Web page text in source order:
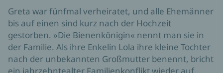
Greta war fünfmal verheiratet, und alle Ehemänner
bis auf einen sind kurz nach der Hochzeit
gestorben. »Die Bienenkönigin« nennt man sie in
der Familie. Als ihre Enkelin Lola ihre kleine Tochter
nach der unbekannten Großmutter benennt, bricht